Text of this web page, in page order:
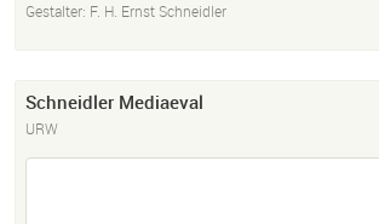
Gestalter: F. H. Ernst Schneidler
Schneidler Mediaeval
URW